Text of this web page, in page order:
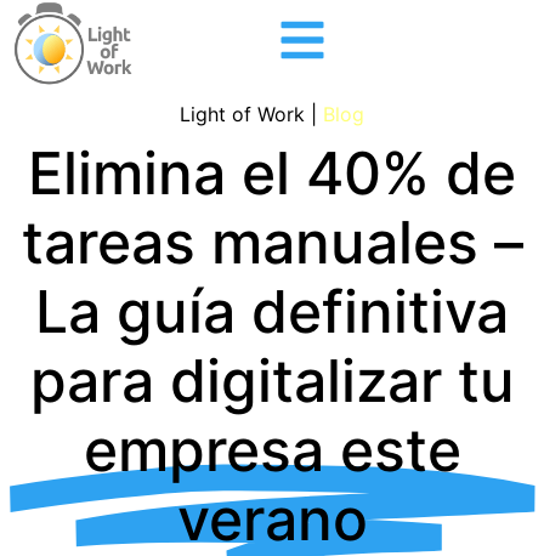
Light of Work | Blog
Elimina el 40% de
tareas manuales –
La guía definitiva
para digitalizar tu
empresa este
verano